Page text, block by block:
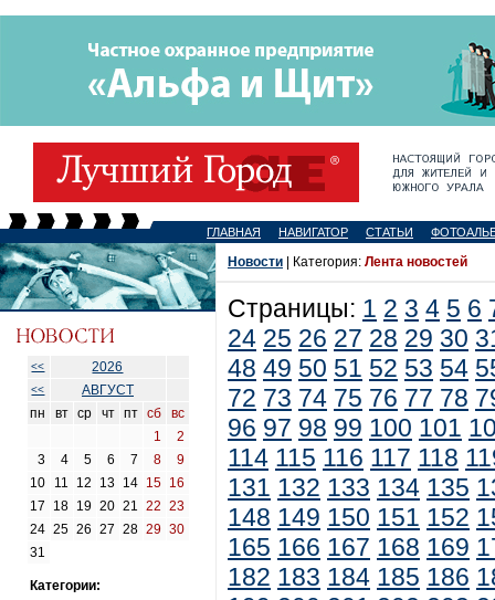
ГЛАВНАЯ НАВИГАТОР СТАТЬИ
<< 2026
<<
АВГУСТ
пн
вт ср чт пт сб
вс
1
2
3
4 5 6 7 8
9
10
11 12 13 14 15 16
17
18 19 20 21 22
23
24 25 26 27 28 29 30
31
Категории:
Новости | Категория: Лента новостей
Страницы: 1 2 3 4 5 6
24 25 26 27 28 29 30
48 49 50 51 52 53 54
72 73 74 75 76 77 78
96 97 98 99 100 101
114 115 116 117 118
131 132 133 134 135
148 149 150 151 152
165 166 167 168 169
182 183 184 185 186